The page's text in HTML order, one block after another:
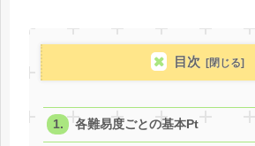
目次
各難易度ごとの基本Pt